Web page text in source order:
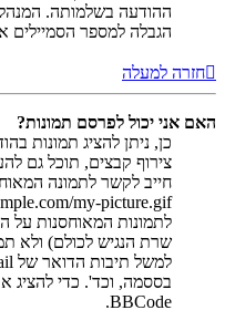
ההודעה בשלמותה.
הגבלה למספר הסמיילים
חזרה למעלה
האם אני יכול לפרסם תמונות?
כן, ניתן להציג תמונות
צירוף קבצים, תוכל גם
חייב לקשר לתמונה
לתמונות המאוחסנות
שרת הנגיש לכולם) ולא
BBCode.